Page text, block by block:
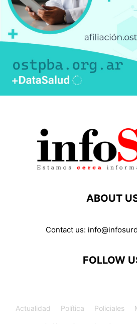
ABOUT
Contact us:
FOLLOW
Actualidad Política Policiales